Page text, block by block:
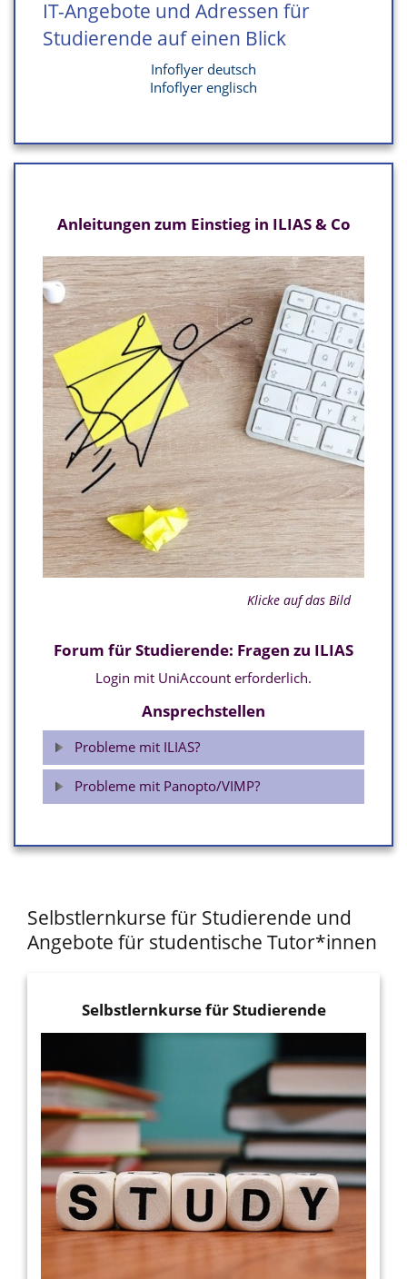
IT-Angebote und Adressen für
Studierende auf einen Blick
Infoflyer deutsch
Infoflyer englisch
Anleitungen zum Einstieg in ILIAS & Co
Klicke auf das Bild
Forum für Studierende: Fragen zu ILIAS
Login mit UniAccount erforderlich.
Ansprechstellen
Probleme mit ILIAS?
Probleme mit Panopto/VIMP?
Selbstlernkurse für Studierende und
Angebote für studentische Tutor*innen
Selbstlernkurse für Studierende